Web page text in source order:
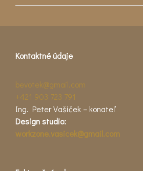
Kontaktné údaje
bevotek@gmail.com
+421 903 723 791
Ing. Peter Vašíček – konateľ
Design studio:
workzone.vasicek@gmail.com